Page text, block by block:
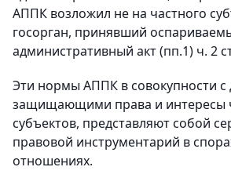
АППК возложил не на частного
госорган, принявший
административный акт (пп.1) ч. 2
Эти нормы АППК в совокупности
защищающими права и интересы
субъектов, представляют собой
правовой инструментарий в
отношениях.